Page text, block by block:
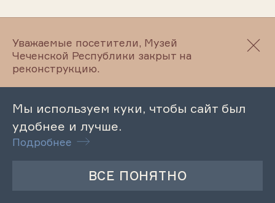
11.02
Духовно-патриотический час
«Истоки нашей нравственности»
10.02
Музейный урок «История
Уважаемые посетители, Музей
Чеченской Республики закрыт на
реконструкцию.
Мы используем куки, чтобы сайт был
удобнее и лучше.
Подробнее